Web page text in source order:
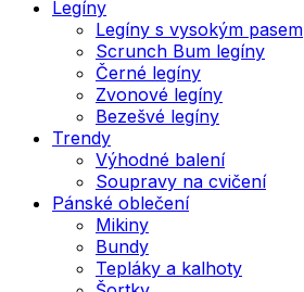
Legíny
Legíny s vysokým pasem
Scrunch Bum legíny
Černé legíny
Zvonové legíny
Bezešvé legíny
Trendy
Výhodné balení
Soupravy na cvičení
Pánské oblečení
Mikiny
Bundy
Tepláky a kalhoty